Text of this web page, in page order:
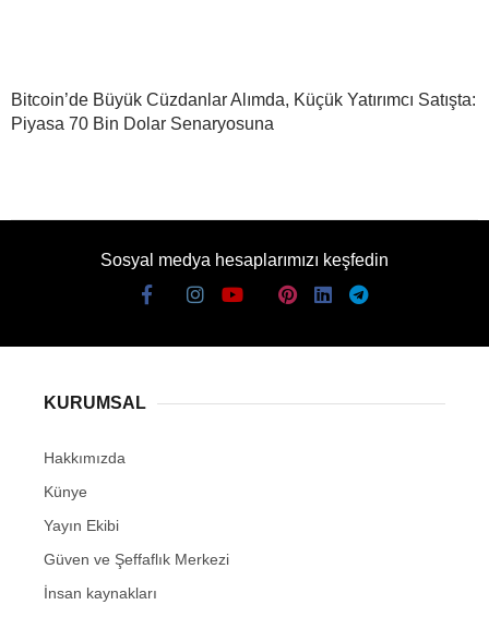
Bitcoin’de Büyük Cüzdanlar Alımda, Küçük Yatırımcı Satışta:
Piyasa 70 Bin Dolar Senaryosuna
Sosyal medya hesaplarımızı keşfedin
KURUMSAL
Hakkımızda
Künye
Yayın Ekibi
Güven ve Şeffaflık Merkezi
İnsan kaynakları